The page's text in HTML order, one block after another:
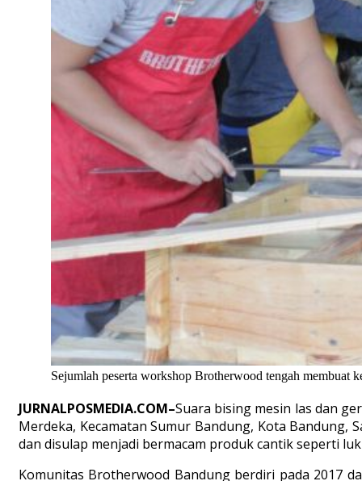
Sejumlah peserta workshop Brotherwood tengah membuat
JURNALPOSMEDIA.COM–Suara bising mesin las dan
Merdeka, Kecamatan Sumur Bandung, Kota
dan disulap menjadi bermacam produk cantik seperti
Komunitas Brotherwood Bandung berdiri pada 2017